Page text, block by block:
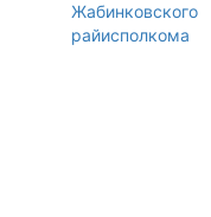
Жабинковского
райисполкома